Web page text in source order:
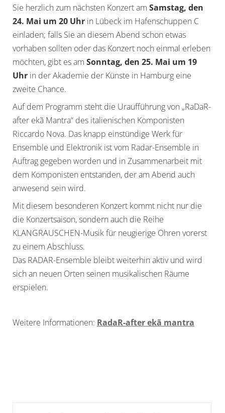
Sie herzlich zum nächsten Konzert am Samstag, den
24. Mai um 20 Uhr in Lübeck im Hafenschuppen C
einladen; falls Sie an diesem Abend schon etwas
vorhaben sollten oder das Konzert noch einmal erleben
möchten, gibt es am Sonntag, den 25. Mai um 19
Uhr in der Akademie der Künste in Hamburg eine
zweite Chance.
Auf dem Programm steht die Uraufführung von „RaDaR-
after ekã Mantra“ des italienischen Komponisten
Riccardo Nova. Das knapp einstündige Werk für
Ensemble und Elektronik ist vom Radar-Ensemble in
Auftrag gegeben worden und in Zusammenarbeit mit
dem Komponisten entstanden, der am Abend auch
anwesend sein wird.
Mit diesem besonderen Konzert kommt nicht nur die
die Konzertsaison, sondern auch die Reihe
KLANGRAUSCHEN-Musik für neugierige Ohren vorerst
zu einem Abschluss.
Das RADAR-Ensemble bleibt weiterhin aktiv und wird
sich an neuen Orten seinen musikalischen Räume
erspielen.
Weitere Informationen: RadaR-after ekã mantra